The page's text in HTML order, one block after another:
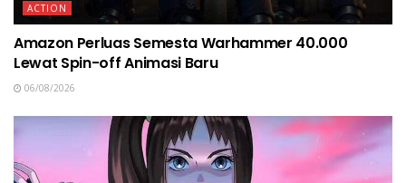
ACTION
Amazon Perluas Semesta Warhammer 40.000
Lewat Spin-off Animasi Baru
06/08/2026